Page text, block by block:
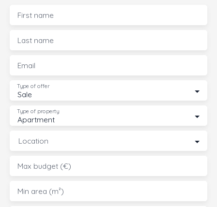
First name
Last name
Email
Sale
Type of offer
Apartment
Type of property
Location
Max budget (€)
Min area (m²)